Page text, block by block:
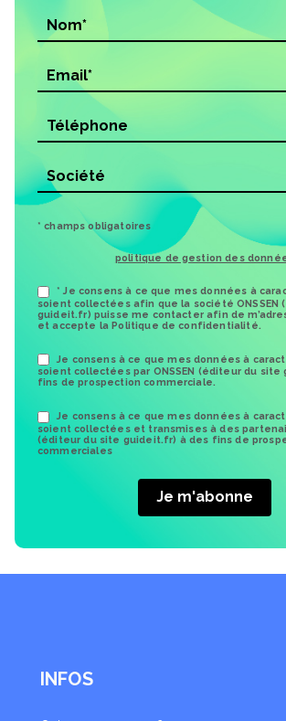
* champs obligatoires
politique de gestion des
* Je consens à ce que mes données à
soient collectées afin que la société ONSSEN
guideit.fr) puisse me contacter afin de
et accepte la Politique de confidentialité.
Je consens à ce que mes données à
soient collectées par ONSSEN (éditeur du
fins de prospection commerciale.
Je consens à ce que mes données à
soient collectées et transmises à des
(éditeur du site guideit.fr) à des fins de
commerciales
INFOS